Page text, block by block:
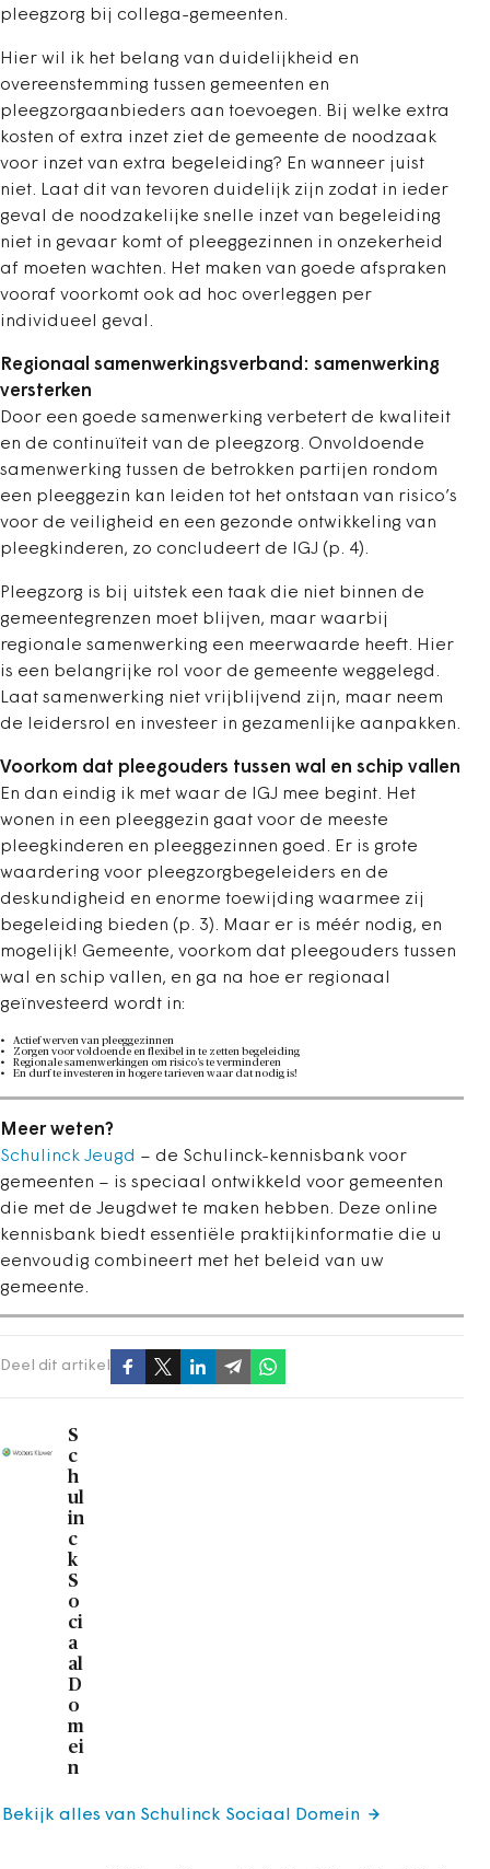
pleegzorg bij collega-gemeenten.
Hier wil ik het belang van duidelijkheid en
overeenstemming tussen gemeenten en
pleegzorgaanbieders aan toevoegen. Bij welke extra
kosten of extra inzet ziet de gemeente de noodzaak
voor inzet van extra begeleiding? En wanneer juist
niet. Laat dit van tevoren duidelijk zijn zodat in ieder
geval de noodzakelijke snelle inzet van begeleiding
niet in gevaar komt of pleeggezinnen in onzekerheid
af moeten wachten. Het maken van goede afspraken
vooraf voorkomt ook ad hoc overleggen per
individueel geval.
Regionaal samenwerkingsverband: samenwerking
versterken
Door een goede samenwerking verbetert de kwaliteit
en de continuïteit van de pleegzorg. Onvoldoende
samenwerking tussen de betrokken partijen rondom
een pleeggezin kan leiden tot het ontstaan van risico’s
voor de veiligheid en een gezonde ontwikkeling van
pleegkinderen, zo concludeert de IGJ (p. 4).
Pleegzorg is bij uitstek een taak die niet binnen de
gemeentegrenzen moet blijven, maar waarbij
regionale samenwerking een meerwaarde heeft. Hier
is een belangrijke rol voor de gemeente weggelegd.
Laat samenwerking niet vrijblijvend zijn, maar neem
de leidersrol en investeer in gezamenlijke aanpakken.
Voorkom dat pleegouders tussen wal en schip vallen
En dan eindig ik met waar de IGJ mee begint. Het
wonen in een pleeggezin gaat voor de meeste
pleegkinderen en pleeggezinnen goed. Er is grote
waardering voor pleegzorgbegeleiders en de
deskundigheid en enorme toewijding waarmee zij
begeleiding bieden (p. 3). Maar er is méér nodig, en
mogelijk! Gemeente, voorkom dat pleegouders tussen
wal en schip vallen, en ga na hoe er regionaal
geïnvesteerd wordt in:
Actief werven van pleeggezinnen
Zorgen voor voldoende en flexibel in te zetten begeleiding
Regionale samenwerkingen om risico’s te verminderen
En durf te investeren in hogere tarieven waar dat nodig is!
Meer weten?
Schulinck Jeugd – de Schulinck-kennisbank voor
gemeenten – is speciaal ontwikkeld voor gemeenten
die met de Jeugdwet te maken hebben. Deze online
kennisbank biedt essentiële praktijkinformatie die u
eenvoudig combineert met het beleid van uw
gemeente.
Deel dit artikel
S
c
h
ul
in
c
k
S
o
ci
a
al
D
o
m
ei
n
Bekijk alles van Schulinck Sociaal Domein